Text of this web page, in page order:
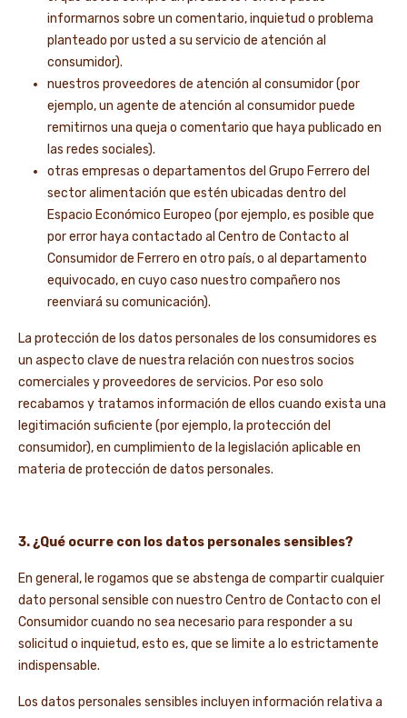
informarnos sobre un comentario, inquietud o problema
planteado por usted a su servicio de atención al
consumidor).
nuestros proveedores de atención al consumidor (por
ejemplo, un agente de atención al consumidor puede
remitirnos una queja o comentario que haya publicado en
las redes sociales).
otras empresas o departamentos del Grupo Ferrero del
sector alimentación que estén ubicadas dentro del
Espacio Económico Europeo (por ejemplo, es posible que
por error haya contactado al Centro de Contacto al
Consumidor de Ferrero en otro país, o al departamento
equivocado, en cuyo caso nuestro compañero nos
reenviará su comunicación).
La protección de los datos personales de los consumidores es
un aspecto clave de nuestra relación con nuestros socios
comerciales y proveedores de servicios. Por eso solo
recabamos y tratamos información de ellos cuando exista una
legitimación suficiente (por ejemplo, la protección del
consumidor), en cumplimiento de la legislación aplicable en
materia de protección de datos personales.
3. ¿Qué ocurre con los datos personales sensibles?
En general, le rogamos que se abstenga de compartir cualquier
dato personal sensible con nuestro Centro de Contacto con el
Consumidor cuando no sea necesario para responder a su
solicitud o inquietud, esto es, que se limite a lo estrictamente
indispensable.
Los datos personales sensibles incluyen información relativa a